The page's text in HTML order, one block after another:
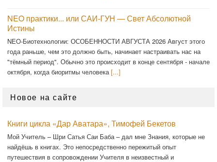
NEO практики... или САИ-ГУН — Свет Абсолютной
Истины
NEO-Биотехнологии: ОСОБЕННОСТИ АВГУСТА 2026 Август этого
года раньше, чем это должно быть, начинает настраивать нас на
"тёмный период". Обычно это происходит в конце сентября - начале
октября, когда биоритмы человека[...]
Новое на сайте
Книги цикла «Дар Аватара», Тимофей Бекетов
Мой Учитель – Шри Сатья Саи Баба – дал мне Знания, которые не
найдёшь в книгах. Это непосредственно пережитый опыт
путешествия в сопровождении Учителя в неизвестный и